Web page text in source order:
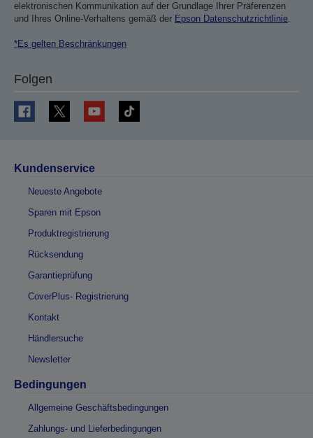
elektronischen Kommunikation auf der Grundlage Ihrer Präferenzen
und Ihres Online-Verhaltens gemäß der Epson Datenschutzrichtlinie.
*Es gelten Beschränkungen
Folgen
Kundenservice
Neueste Angebote
Sparen mit Epson
Produktregistrierung
Rücksendung
Garantieprüfung
CoverPlus- Registrierung
Kontakt
Händlersuche
Newsletter
Bedingungen
Allgemeine Geschäftsbedingungen
Zahlungs- und Lieferbedingungen